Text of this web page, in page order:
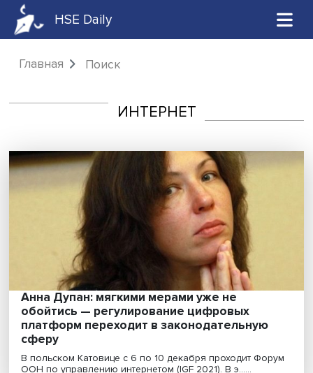
HSE Daily
Главная
Анна Дупан: мягкими мерами уже не
обойтись — регулирование цифровых